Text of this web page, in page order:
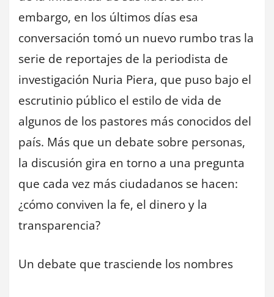
embargo, en los últimos días esa
conversación tomó un nuevo rumbo tras la
serie de reportajes de la periodista de
investigación Nuria Piera, que puso bajo el
escrutinio público el estilo de vida de
algunos de los pastores más conocidos del
país. Más que un debate sobre personas,
la discusión gira en torno a una pregunta
que cada vez más ciudadanos se hacen:
¿cómo conviven la fe, el dinero y la
transparencia?
Un debate que trasciende los nombres